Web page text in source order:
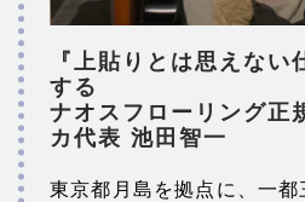
『上貼りとは思えない
する
ナオスフローリング正
カ代表 池田智一
東京都月島を拠点に、一都